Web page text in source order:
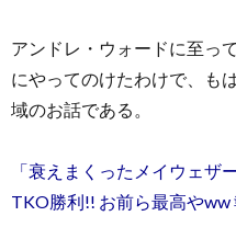
アンドレ・ウォードに至っ
にやってのけたわけで、も
域のお話である。
「衰えまくったメイウェザ
TKO勝利!! お前ら最高やww